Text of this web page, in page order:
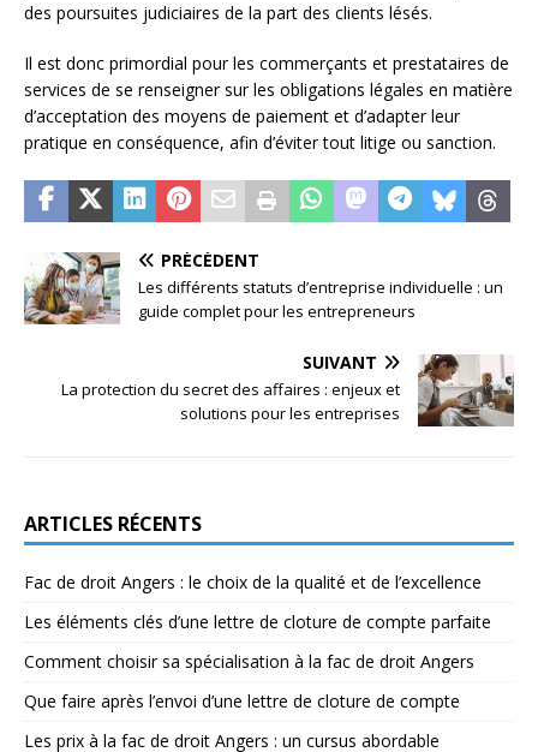
des poursuites judiciaires de la part des clients lésés.
Il est donc primordial pour les commerçants et prestataires de
services de se renseigner sur les obligations légales en matière
d’acceptation des moyens de paiement et d’adapter leur
pratique en conséquence, afin d’éviter tout litige ou sanction.
PRÉCÉDENT
Les différents statuts d’entreprise individuelle : un
guide complet pour les entrepreneurs
SUIVANT
La protection du secret des affaires : enjeux et
solutions pour les entreprises
ARTICLES RÉCENTS
Fac de droit Angers : le choix de la qualité et de l’excellence
Les éléments clés d’une lettre de cloture de compte parfaite
Comment choisir sa spécialisation à la fac de droit Angers
Que faire après l’envoi d’une lettre de cloture de compte
Les prix à la fac de droit Angers : un cursus abordable